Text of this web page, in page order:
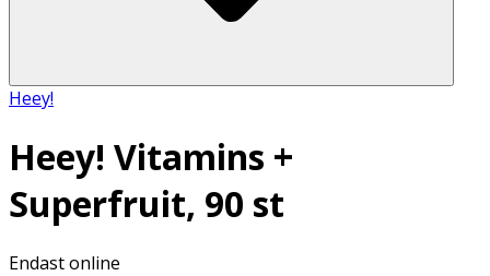
Heey!
Heey! Vitamins +
Superfruit, 90 st
Endast online